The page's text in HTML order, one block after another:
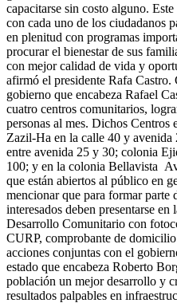
capacitarse sin costo alguno.
con cada uno de los ciudadanos
en plenitud con programas
procurar el bienestar de sus
con mejor calidad de vida y
afirmó el presidente Rafa Castro.
gobierno que encabeza Rafael
cuatro centros comunitarios,
personas al mes. Dichos Centros
Zazil-Ha en la calle 40 y
entre avenida 25 y 30; colonia
100; y en la colonia Bellavista
que están abiertos al público en
mencionar que para formar parte
interesados deben presentarse
Desarrollo Comunitario con
CURP, comprobante de
acciones conjuntas con el
estado que encabeza Roberto
población un mejor desarrollo y
resultados palpables en